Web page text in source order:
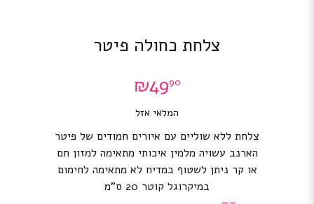
צלחת כחולה פיטר
₪4990
המלאי אזל
צלחת ללא שוליים עם איורים חמודים של פיטר
הארנב עשויה מלמין איכותי מתאימה למזון חם
או קר ניתן לשטוף במדיח לא מתאימה לחימום
במיקרוגל קוטר 20 ס”מ